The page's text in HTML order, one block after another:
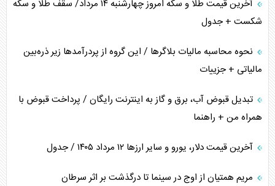
آخرین قیمت طلا و سکه امروز چهارشنبه ۱۴ مرداد/ سقف طلا و سکه
شکست + جدول
نحوه محاسبه مالیات بلاگر‌ها / این گروه از پردرآمد‌ها زیر ذره‌بین
مالیاتی + جزییات
تبدیل قبوض آب، برق و گاز به اینترنت رایگان / پرداخت قبوض با
همراه من + راهنما
آخرین قیمت دلار، یورو و سایر ارز‌ها ۱۲ مرداد ۱۴۰۵ / جدول
مریم همتیان از اوج در سینما تا درگذشت بر اثر سرطان